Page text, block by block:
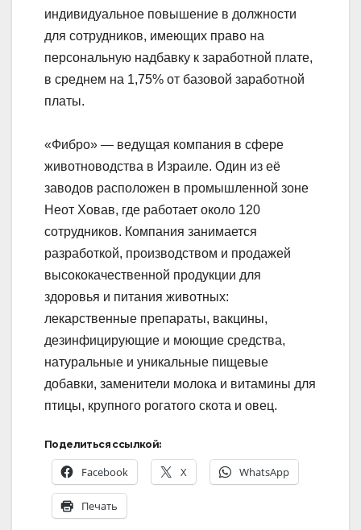
индивидуальное повышение в должности
для сотрудников, имеющих право на
персональную надбавку к заработной плате,
в среднем на 1,75% от базовой заработной
платы.
«Фибро» — ведущая компания в сфере
животноводства в Израиле. Один из её
заводов расположен в промышленной зоне
Неот Ховав, где работает около 120
сотрудников. Компания занимается
разработкой, производством и продажей
высококачественной продукции для
здоровья и питания животных:
лекарственные препараты, вакцины,
дезинфицирующие и моющие средства,
натуральные и уникальные пищевые
добавки, заменители молока и витамины для
птицы, крупного рогатого скота и овец.
Поделиться ссылкой:
Facebook X WhatsApp
Печать